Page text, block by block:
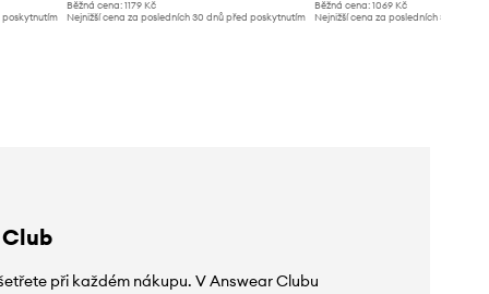
poskytnutím
Běžná cena:1179 Kč
Nejnižší cena za posledních 30 dnů před poskytnutím
Běžná cena: 1069 Kč
Nejnižší cena za posledních 30 dnů
při každém nákupu. V Answear Clubu